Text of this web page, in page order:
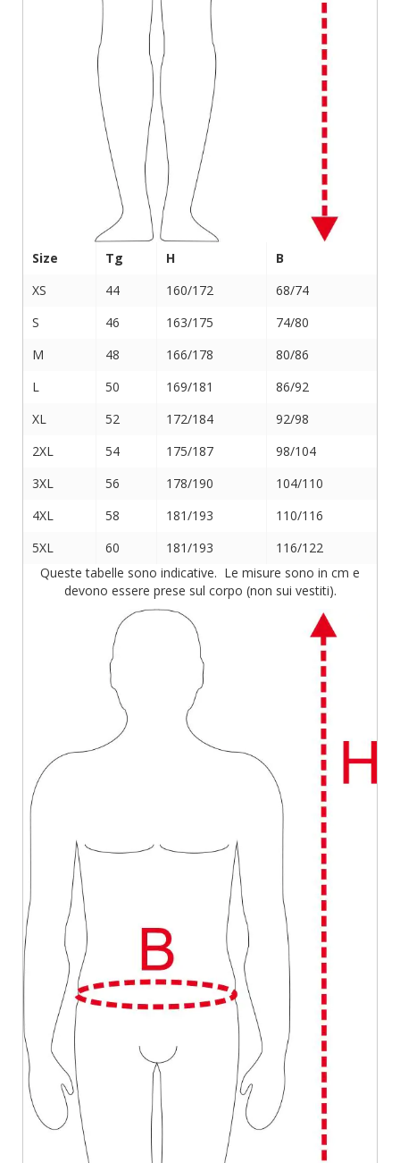
Size Tg H
B
XS
44 160/172
68/74
S
46 163/175
74/80
M
48 166/178
80/86
L
50 169/181
86/92
XL
52 172/184
92/98
2XL
54 175/187
98/104
3XL
56 178/190
104/110
4XL
58 181/193
110/116
5XL
60 181/193
116/122
Queste tabelle sono indicative. Le misure sono in cm e
devono essere prese sul corpo (non sui vestiti).